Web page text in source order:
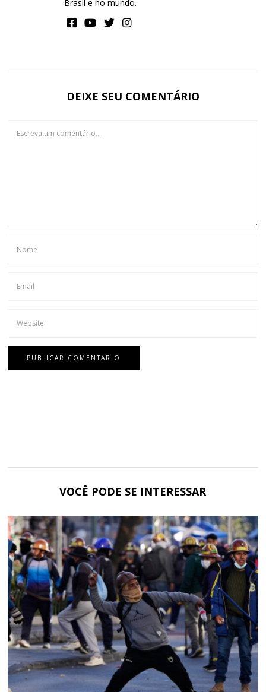
Brasil e no mundo.
DEIXE SEU COMENTÁRIO
VOCÊ PODE SE INTERESSAR